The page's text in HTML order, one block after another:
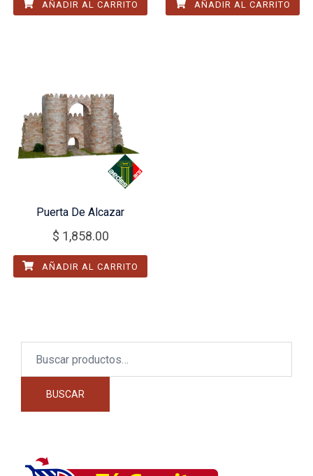
AÑADIR AL CARRITO AÑADIR AL CARRITO
Puerta De Alcazar
$ 1,858.00
AÑADIR AL CARRITO
BUSCAR